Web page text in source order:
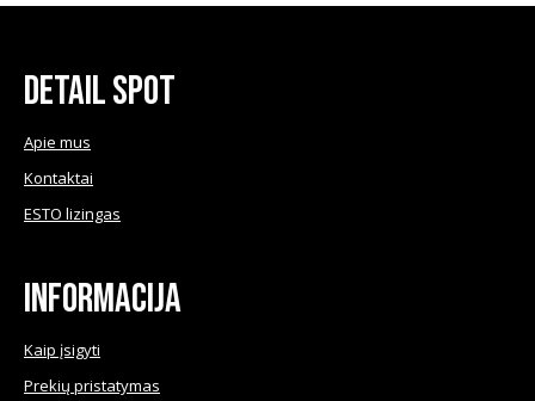
chosen
Detail Spot
Apie mus
Kontaktai
ESTO lizingas
Informacija
Kaip įsigyti
Prekių pristatymas